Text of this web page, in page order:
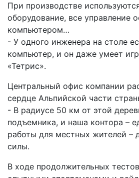
При производстве
оборудование, все управление
компьютером…
- У одного инженера на столе
компьютер, и он даже умеет
«Тетрис».
Центральный офис компании
сердце Альпийской части
- В радиусе 50 км от этой
подъемника, и наша контора –
работы для местных жителей –
силы.
В ходе продолжительных